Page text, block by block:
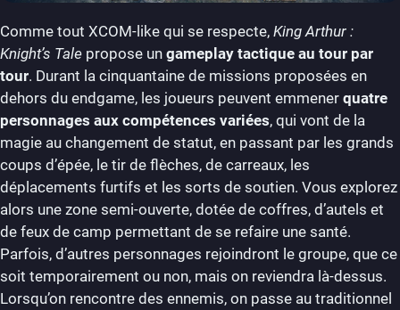
Comme tout XCOM-like qui se respecte, King Arthur :
Knight’s Tale propose un gameplay tactique au tour par
tour. Durant la cinquantaine de missions proposées en
dehors du endgame, les joueurs peuvent emmener quatre
personnages aux compétences variées, qui vont de la
magie au changement de statut, en passant par les grands
coups d’épée, le tir de flèches, de carreaux, les
déplacements furtifs et les sorts de soutien. Vous explorez
alors une zone semi-ouverte, dotée de coffres, d’autels et
de feux de camp permettant de se refaire une santé.
Parfois, d’autres personnages rejoindront le groupe, que ce
soit temporairement ou non, mais on reviendra là-dessus.
Lorsqu’on rencontre des ennemis, on passe au traditionnel